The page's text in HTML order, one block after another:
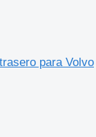
para Volvo